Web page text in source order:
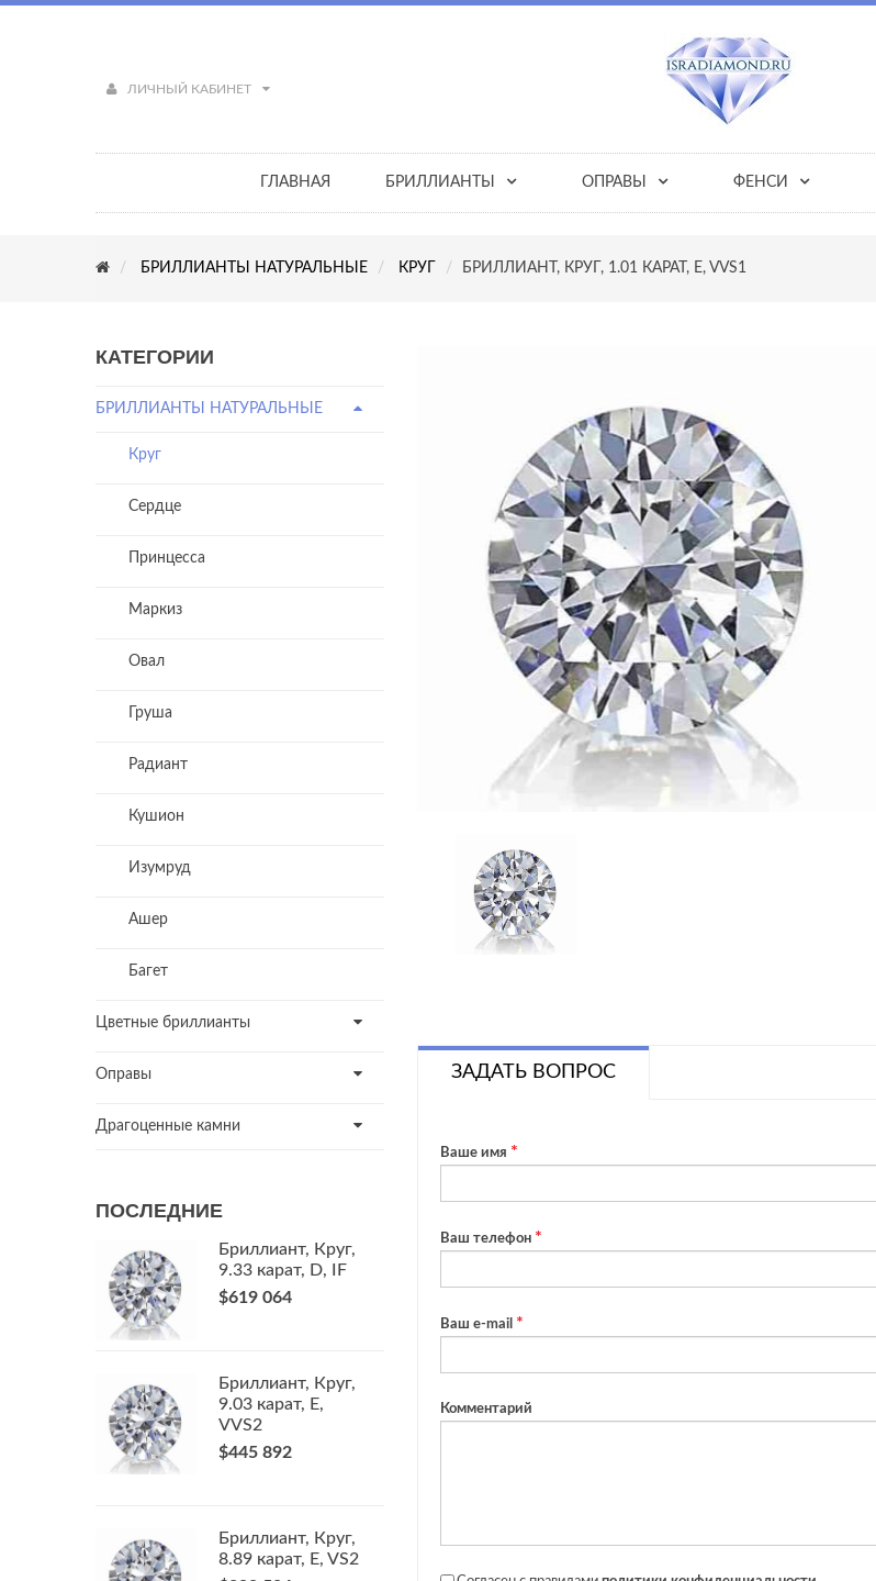
ЛИЧНЫЙ КАБИНЕТ
ГЛАВНАЯ БРИЛЛИАНТЫ ОПРАВЫ ФЕНСИ
БРИЛЛИАНТЫ НАТУРАЛЬНЫЕ КРУГ БРИЛЛИАНТ, КРУГ, 1.01 КАРАТ, E, VVS1
КАТЕГОРИИ
БРИЛЛИАНТЫ НАТУРАЛЬНЫЕ
Круг
Сердце
Принцесса
Маркиз
Овал
Груша
Радиант
Кушион
Изумруд
Ашер
Багет
Цветные бриллианты
Оправы
Драгоценные камни
ПОСЛЕДНИЕ
Бриллиант, Круг,
9.33 карат, D, IF
$619 064
Бриллиант, Круг,
9.03 карат, E,
VVS2
$445 892
Бриллиант, Круг,
8.89 карат, E, VS2
ЗАДАТЬ ВОПРОС
Ваше имя
Ваш телефон
Ваш e-mail
Комментарий